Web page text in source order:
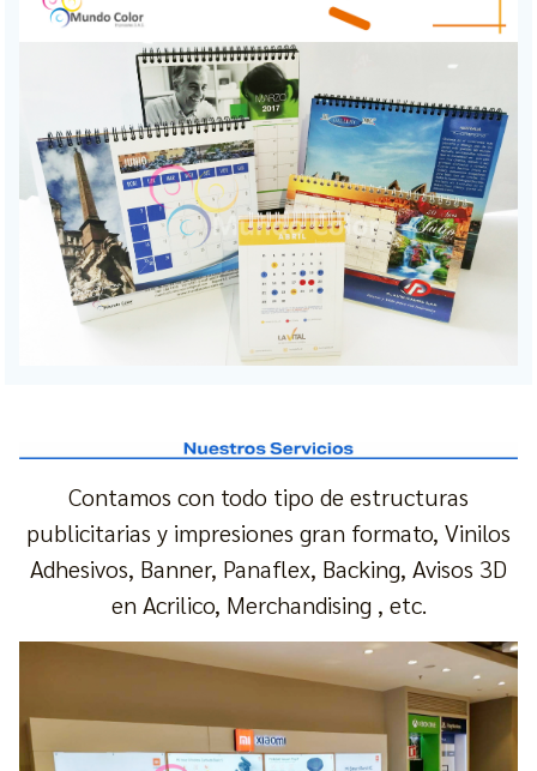
Contamos con todo tipo de estructuras
publicitarias y impresiones gran formato, Vinilos
Adhesivos, Banner, Panaflex, Backing, Avisos 3D
en Acrilico, Merchandising , etc.